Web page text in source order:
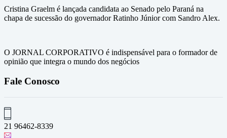
Cristina Graelm é lançada candidata ao Senado pelo Paraná na
chapa de sucessão do governador Ratinho Júnior com Sandro Alex.
O JORNAL CORPORATIVO é indispensável para o formador de
opinião que integra o mundo dos negócios
Fale Conosco
21 96462-8339